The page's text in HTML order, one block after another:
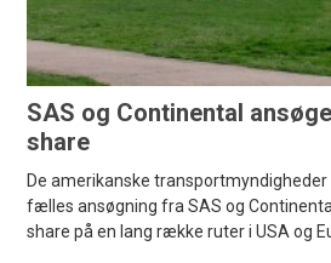
SAS og Continental
share
De amerikanske
fælles ansøgning fra SAS og
share på en lang række ruter i USA og